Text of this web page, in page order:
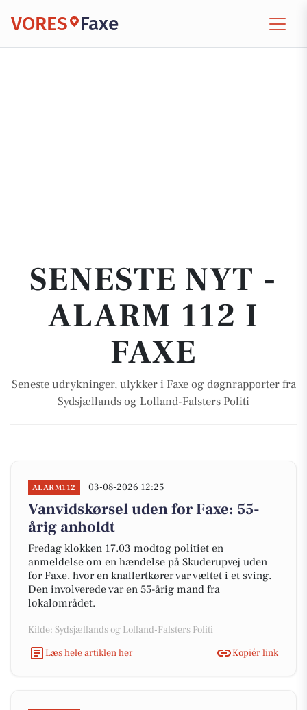
VORES Faxe
SENESTE NYT -
ALARM 112 I
FAXE
Seneste udrykninger, ulykker i Faxe og døgnrapporter fra
Sydsjællands og Lolland-Falsters Politi
ALARM112 03-08-2026 12:25
Vanvidskørsel uden for Faxe: 55-
årig anholdt
Fredag klokken 17.03 modtog politiet en
anmeldelse om en hændelse på Skuderupvej uden
for Faxe, hvor en knallertkører var væltet i et sving.
Den involverede var en 55-årig mand fra
lokalområdet.
Kilde: Sydsjællands og Lolland-Falsters Politi
Læs hele artiklen her
Kopiér link